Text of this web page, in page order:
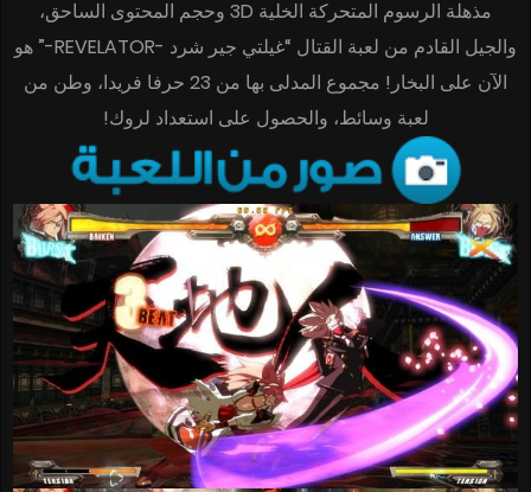
مذهلة الرسوم المتحركة الخلية 3D وحجم المحتوى الساحق،
والجيل القادم من لعبة القتال “غيلتي جير شرد -REVELATOR-” هو
الآن على البخار! مجموع المدلى بها من 23 حرفا فريدا، وطن من
لعبة وسائط، والحصول على استعداد لروك!